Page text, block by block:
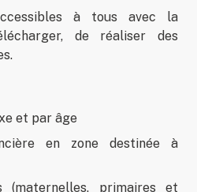
à tous avec la
de réaliser des
et par âge
en zone destinée à
(maternelles, primaires et